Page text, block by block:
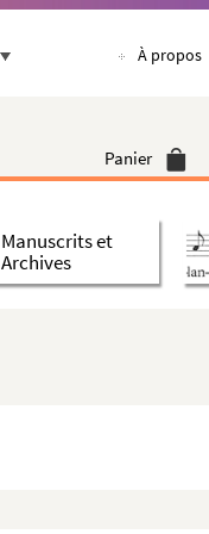
À propos
Panier
Manuscrits et
Archives